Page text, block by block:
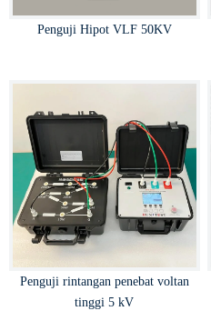
Penguji Hipot VLF 50KV
Penguji rintangan penebat voltan
tinggi 5 kV